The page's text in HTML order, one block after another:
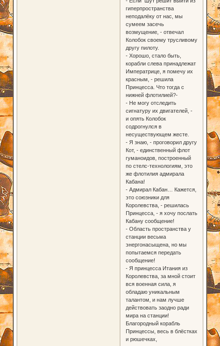
гиперпространства
неподалёку от нас, мы
сумеем засечь
возмущение, - отвечал
Колобок своему трусливому
другу пилоту.
- Хорошо, стало быть,
корабли слева принадлежат
Императрице, я помечу их
красным, - решила
Принцесса. Что тогда с
нижней флотилией?-
- Не могу отследить
сигнатуру их двигателей, -
и опять Колобок
содрогнулся в
несуществующем жесте.
- Я знаю, - проговорил другу
Кот, - единственный флот
гуманоидов, построенный
по стелс-технологиям, это
же флотилия адмирала
Кабана!
- Адмирал Кабан… Кажется,
это союзники для
Королевства, - решилась
Принцесса, - я хочу послать
Кабану сообщение!
- Область пространства у
станции весьма
энергонасыщена, но мы
попытаемся передать
сообщение!
- Я принцесса Итания из
Королевства, за мной стоит
вся военная сила, я
обладаю уникальным
талантом, и нам лучше
действовать заодно ради
мира на станции!
Благородный корабль
Принцессы, весь в блёстках
и рюшечках,